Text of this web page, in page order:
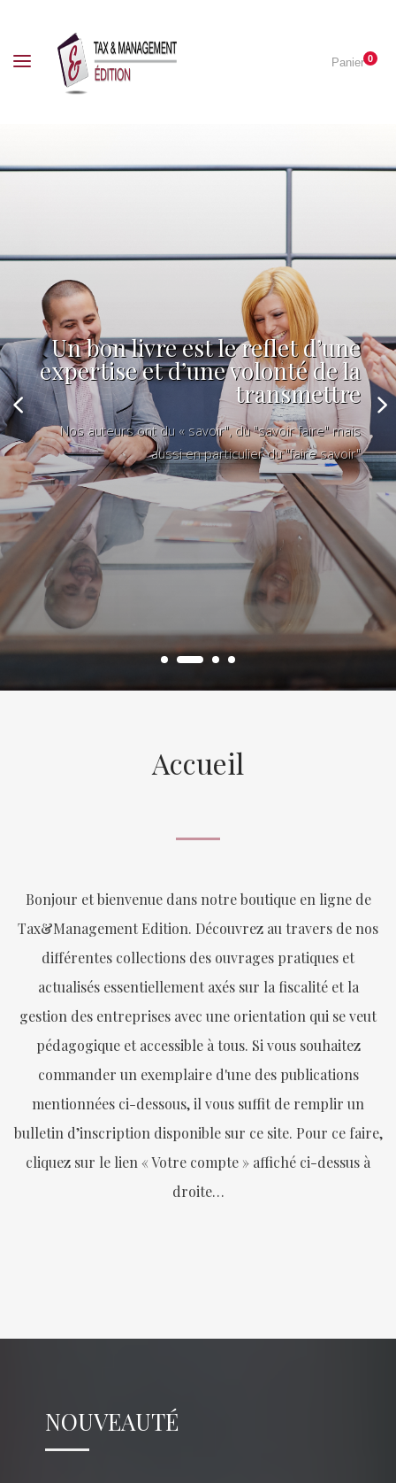
Panier0
Un bon livre est le reflet d’une
expertise et d’une volonté de la
transmettre
Nos auteurs ont du « savoir", du "savoir faire" mais
aussi en particulier du "faire savoir"
Accueil
Bonjour et bienvenue dans notre boutique en ligne de
Tax&Management Edition. Découvrez au travers de nos
différentes collections des ouvrages pratiques et
actualisés essentiellement axés sur la fiscalité et la
gestion des entreprises avec une orientation qui se veut
pédagogique et accessible à tous. Si vous souhaitez
commander un exemplaire d'une des publications
mentionnées ci-dessous, il vous suffit de remplir un
bulletin d’inscription disponible sur ce site. Pour ce faire,
cliquez sur le lien « Votre compte » affiché ci-dessus à
droite…
NOUVEAUTÉ